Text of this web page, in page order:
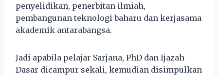
penyelidikan, penerbitan ilmiah,
pembangunan teknologi baharu dan kerjasama
akademik antarabangsa.
Jadi apabila pelajar Sarjana, PhD dan Ijazah
Dasar dicampur sekali, kemudian disimpulkan